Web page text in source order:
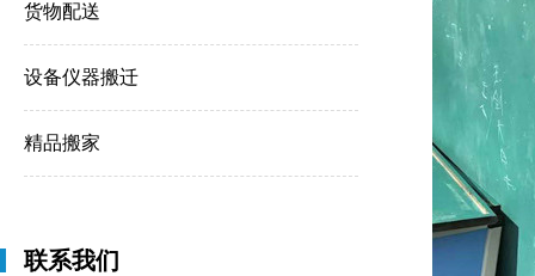
货物配送
设备仪器搬迁
精品搬家
联系我们